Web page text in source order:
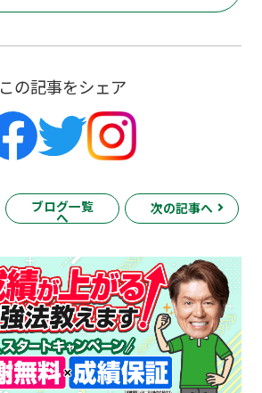
この記事をシェア
ブログ一覧
へ
次の記事へ